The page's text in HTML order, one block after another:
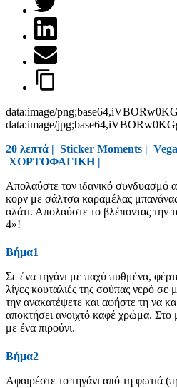
data:image/
data:image/
20 λεπτά | Sticker Moments |
ΧΟΡΤΟΦΑΓΙΚΗ|
Απολαύστε τον ιδανικό συνδυασμό
κορν με σάλτσα καραμέλας
αλάτι. Απολαύστε το βλέποντας την
4»!
Βήμα1
Σε ένα τηγάνι με παχύ πυθμένα,
λίγες κουταλιές της σούπας νερό σε
την ανακατέψετε και αφήστε τη να
αποκτήσει ανοιχτό καφέ χρώμα. Στο
με ένα πιρούνι.
Βήμα2
Αφαιρέστε το τηγάνι από τη φωτιά